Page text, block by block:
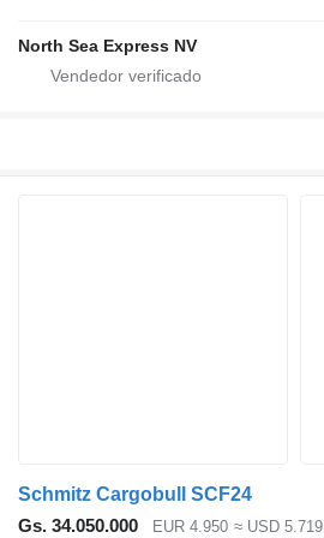
North Sea Express NV
Schmitz Cargobull SCF24
Gs. 34.050.000
EUR 4.950 ≈ USD 5.719